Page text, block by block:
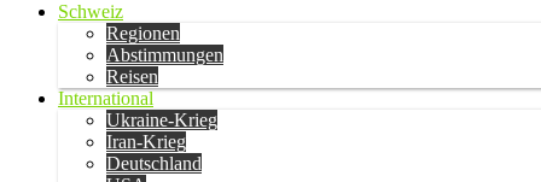
Schweiz
Regionen
Abstimmungen
Reisen
International
Ukraine-Krieg
Iran-Krieg
Deutschland